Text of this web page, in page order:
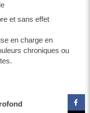
et sans effet
en charge en
chroniques ou